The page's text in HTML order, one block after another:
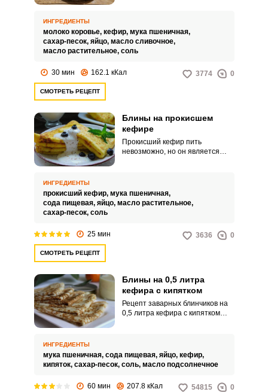
обманывает.
ИНГРЕДИЕНТЫ
молоко коровье, кефир, мука пшеничная,
сахар-песок, яйцо, масло сливочное,
масло растительное, соль
30 мин 162.1 кКал 3774 0
СМОТРЕТЬ РЕЦЕПТ
Блины на прокисшем
кефире
Прокисший кефир пить
невозможно, но он является
более воздушная и мягкая в
сравнении с замешанными на
молоке.
ИНГРЕДИЕНТЫ
прокисший кефир, мука пшеничная,
сода пищевая, яйцо, масло растительное,
сахар-песок, соль
25 мин 3636 0
СМОТРЕТЬ РЕЦЕПТ
Блины на 0,5 литра
кефира с кипятком
Рецепт заварных блинчиков на
0,5 литра кефира с кипятком
подавать со сметаной, сладкими
начинками, красной рыбой или
овощами.
ИНГРЕДИЕНТЫ
мука пшеничная, сода пищевая, яйцо, кефир,
кипяток, сахар-песок, соль, масло подсолнечное
60 мин 207.8 кКал 54815 0